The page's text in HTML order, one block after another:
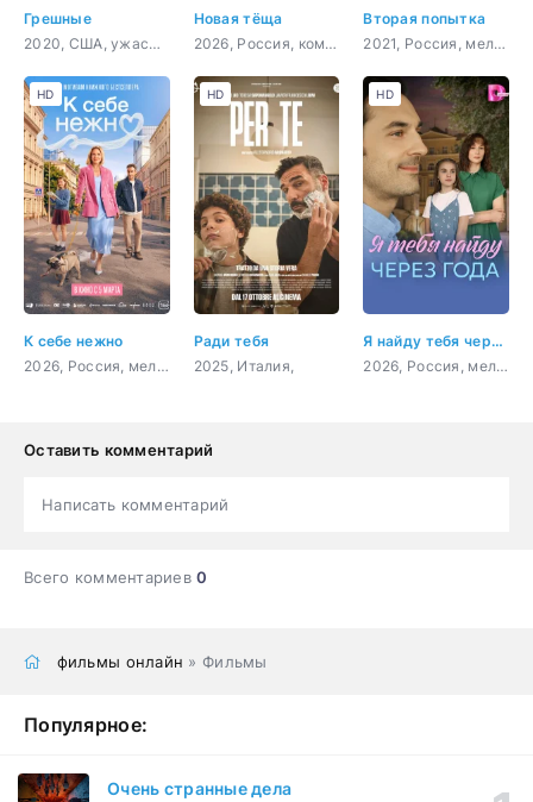
Грешные
2020, США, ужасы, триллер
Новая тёща
2026, Россия, комедия
Вторая попытка
2021, Россия, мелодрама
К себе нежно
2026, Россия, мелодрама, комедия
HD
Ради тебя
2025, Италия,
HD
Я найду тебя через года
2026, Россия, мелодрама
HD
Оставить комментарий
Написать комментарий
Всего комментариев0
фильмы онлайн » Фильмы
Популярное:
Очень странные дела